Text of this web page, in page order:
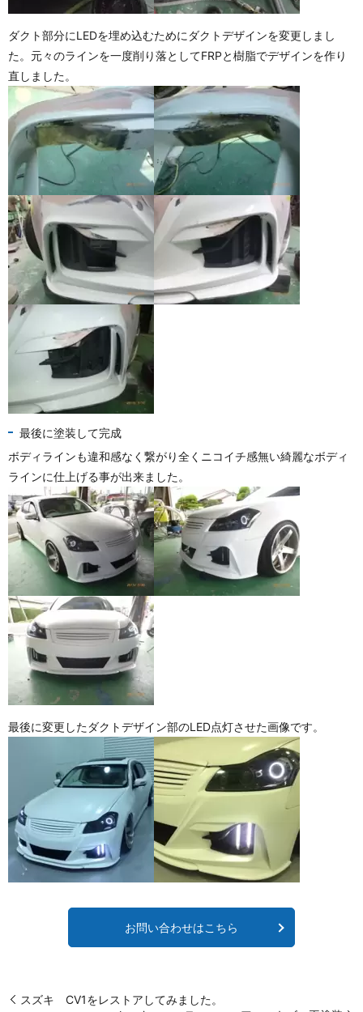
ダクト部分にLEDを埋め込むためにダクトデザインを変更しまし
た。元々のラインを一度削り落としてFRPと樹脂でデザインを作り
直しました。
最後に塗装して完成
ボディラインも違和感なく繋がり全くニコイチ感無い綺麗なボディ
ラインに仕上げる事が出来ました。
最後に変更したダクトデザイン部のLED点灯させた画像です。
お問い合わせはこちら
スズキ CV1をレストアしてみました。